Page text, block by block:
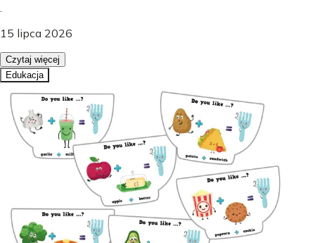
.
15 lipca 2026
Czytaj więcej
Edukacja